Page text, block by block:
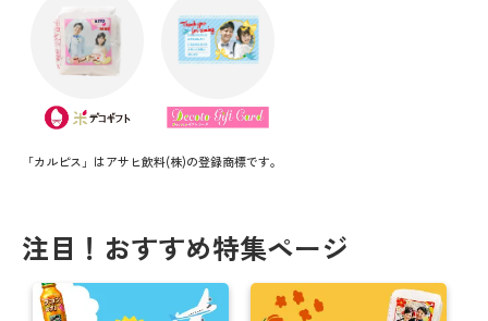
帰省の手土産はオリジナルのお菓子でサプラーイズ
ッ！
＼ 夏にオススメ ／ お得なキャンペーン情報！！
【購入者“全員”対象】父の日キャンペーン実施中！
母の日にオリジナルお菓子で感謝を伝えよう
思い出をカタチに！卒業送別におすすめギフト
「カルピス」はアサヒ飲料(株)の登録商標です。
注目！おすすめ特集ページ